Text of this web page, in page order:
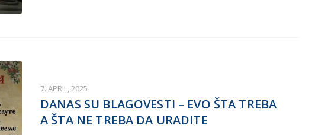
7. APRIL, 2025
DANAS SU BLAGOVESTI – EVO ŠTA TREBA
A ŠTA NE TREBA DA URADITE